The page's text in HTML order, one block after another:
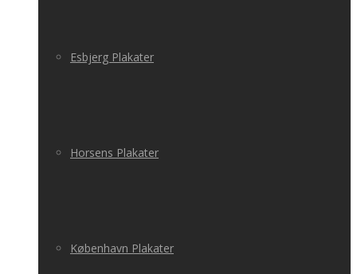
Esbjerg Plakater
Horsens Plakater
København Plakater